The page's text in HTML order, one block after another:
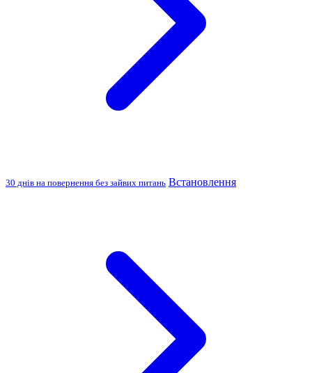
30 днів на повернення без зайвих питань Встановлення